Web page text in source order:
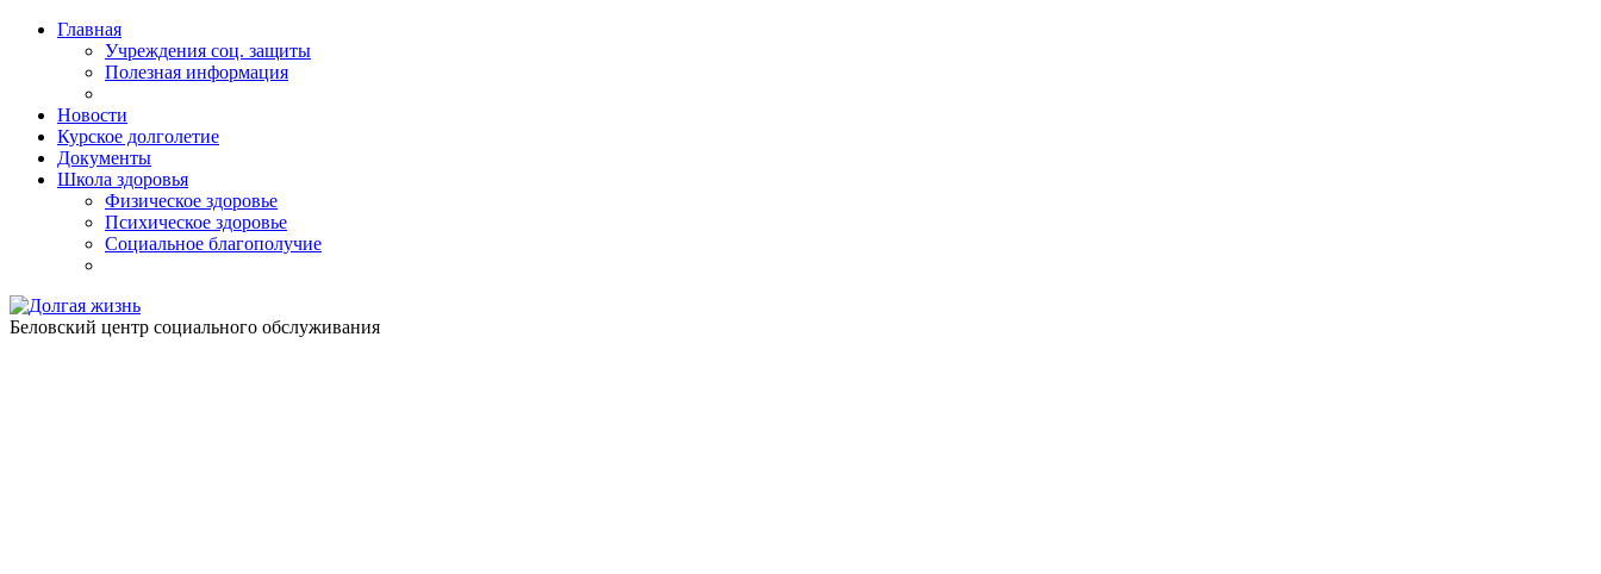
Главная
Учреждения соц. защиты
Полезная информация
Новости
Курское долголетие
Документы
Школа здоровья
Физическое здоровье
Психическое здоровье
Социальное благополучие
Беловский центр социального обслуживания